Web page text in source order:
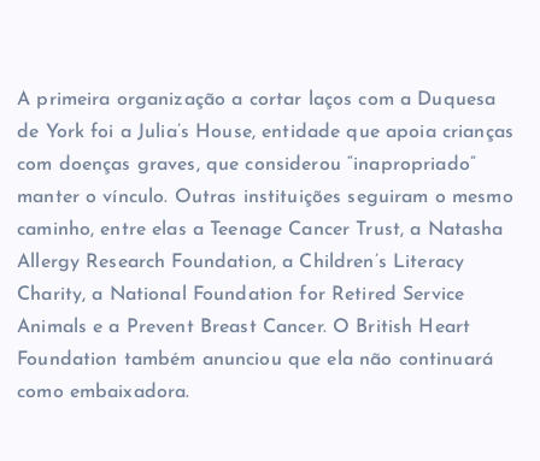
A primeira organização a cortar laços com a Duquesa
de York foi a Julia’s House, entidade que apoia crianças
com doenças graves, que considerou “inapropriado”
manter o vínculo. Outras instituições seguiram o mesmo
caminho, entre elas a Teenage Cancer Trust, a Natasha
Allergy Research Foundation, a Children’s Literacy
Charity, a National Foundation for Retired Service
Animals e a Prevent Breast Cancer. O British Heart
Foundation também anunciou que ela não continuará
como embaixadora.